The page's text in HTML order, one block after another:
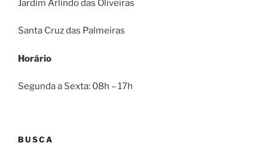
Jardim Arlindo das Oliveiras
Santa Cruz das Palmeiras
Horário
Segunda a Sexta: 08h – 17h
BUSCA